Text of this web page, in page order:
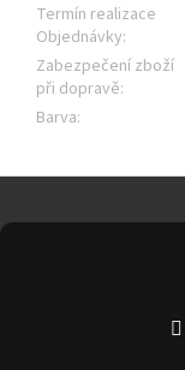
Termín realizace
Objednávky:
Zabezpečení zboží
při dopravě:
Barva:
p